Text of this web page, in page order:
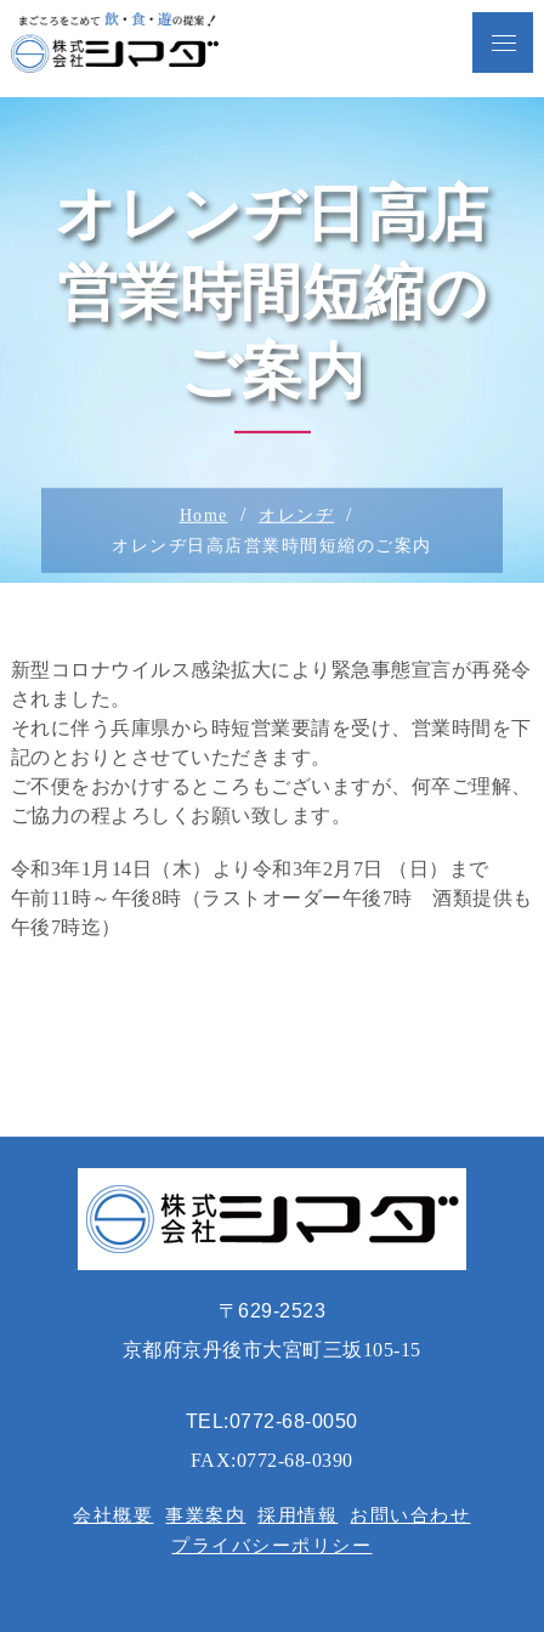
株式会社シマダ
（シマダグルー
Menu
オレンヂ日高店
営業時間短縮の
ご案内
Home
オレンヂ
オレンヂ日高店営業時間短縮のご案内
新型コロナウイルス感染拡大により緊急事態宣言が再発令
されました。
それに伴う兵庫県から時短営業要請を受け、営業時間を下
記のとおりとさせていただきます。
ご不便をおかけするところもございますが、何卒ご理解、
ご協力の程よろしくお願い致します。
令和3年1月14日（木）より令和3年2月7日 （日）まで
午前11時～午後8時（ラストオーダー午後7時 酒類提供も
午後7時迄）
〒629-2523
京都府京丹後市大宮町三坂105-15
TEL:0772-68-0050
FAX:0772-68-0390
会社概要 事業案内 採用情報
お問い合わせ
プライバシーポリシー